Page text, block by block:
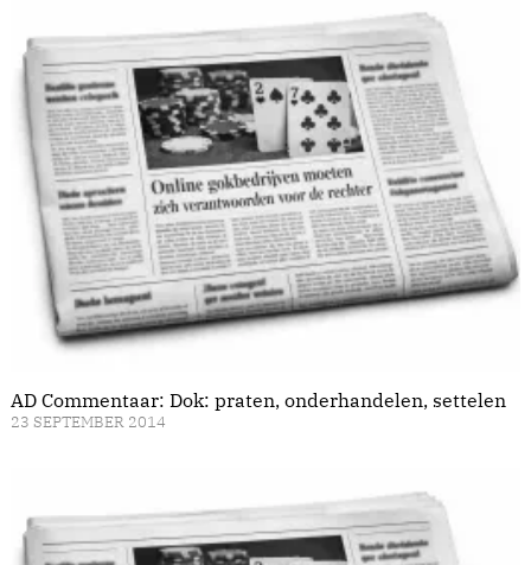
AD Commentaar: Dok: praten, onderhandelen, settelen
23 SEPTEMBER 2014